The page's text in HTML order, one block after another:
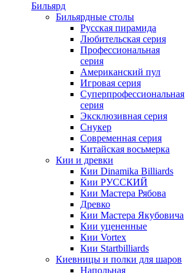
Бильярд
Бильярдные столы
Русская пирамида
Любительская серия
Профессиональная
серия
Американский пул
Игровая серия
Суперпрофессиональная
серия
Эксклюзивная серия
Снукер
Современная серия
Китайская восьмерка
Кии и древки
Кии Dinamika Billiards
Кии РУССКИЙ
Кии Мастера Рябова
Древко
Кии Мастера Якубовича
Кии уцененные
Кии Vortex
Кии Startbilliards
Киевницы и полки для шаров
Напольная